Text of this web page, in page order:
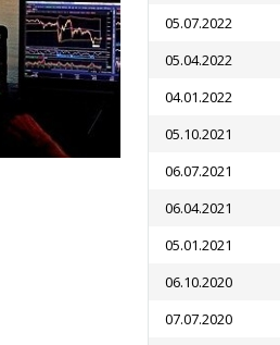
05.07.2022
05.04.2022
04.01.2022
05.10.2021
06.07.2021
06.04.2021
05.01.2021
06.10.2020
07.07.2020